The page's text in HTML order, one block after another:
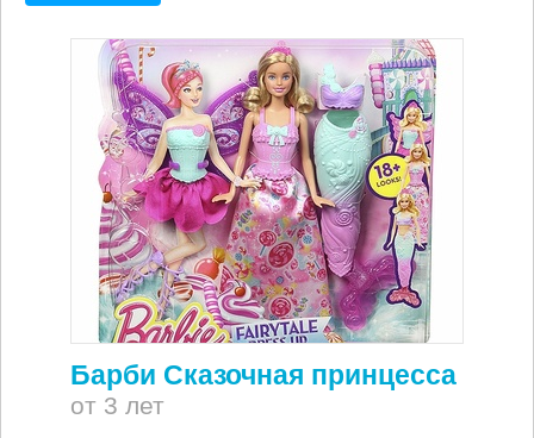
Барби Сказочная принцесса
от 3 лет